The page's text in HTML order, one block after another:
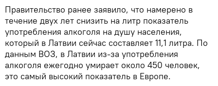
Правительство ранее заявило, что намерено в
течение двух лет снизить на литр показатель
употребления алкоголя на душу населения,
который в Латвии сейчас составляет 11,1 литра. По
данным ВОЗ, в Латвии из-за употребления
алкоголя ежегодно умирает около 450 человек,
это самый высокий показатель в Европе.